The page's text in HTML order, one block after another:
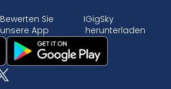
Bewerten Sie
unsere App
IGigSky
herunterladen